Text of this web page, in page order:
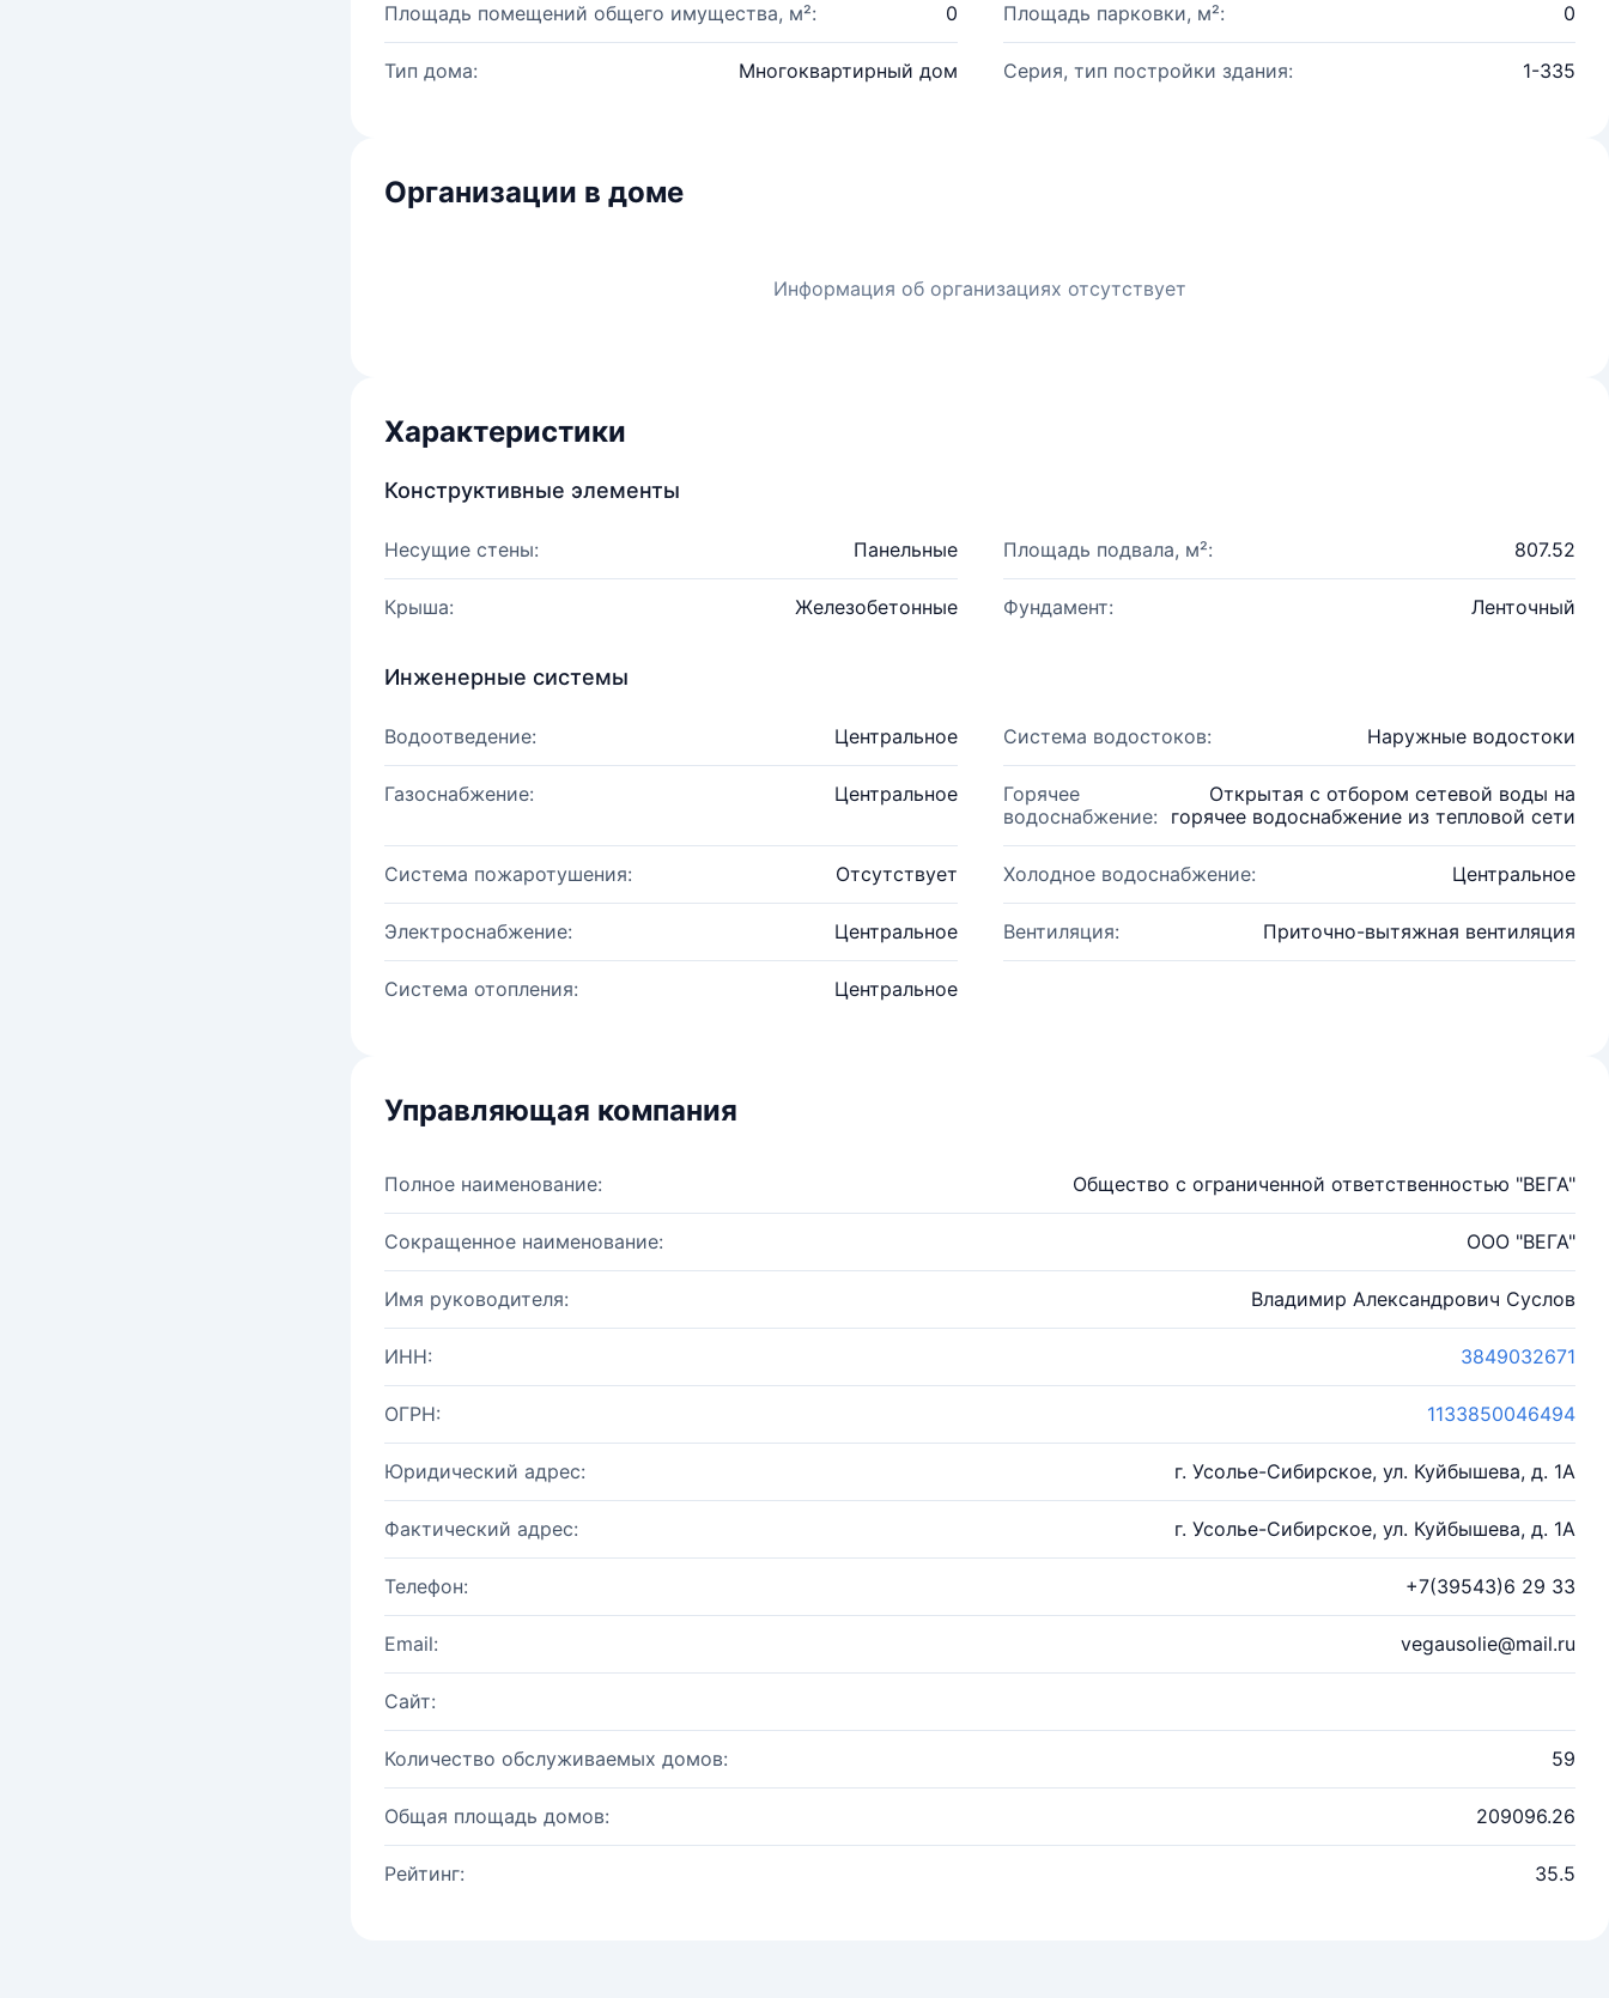
Площадь помещений общего имущества, м²: 0 Площадь парковки, м²: 0
Тип дома: Многоквартирный дом Серия, тип постройки здания: 1-335
Организации в доме
Информация об организациях отсутствует
Характеристики
Конструктивные элементы
Несущие стены: Панельные Площадь подвала, м²: 807.52
Крыша: Железобетонные Фундамент: Ленточный
Инженерные системы
Водоотведение: Центральное Система водостоков: Наружные водостоки
Газоснабжение: Центральное
Горячее
водоснабжение:
Открытая с отбором сетевой воды на
горячее водоснабжение из тепловой сети
Система пожаротушения: Отсутствует Холодное водоснабжение: Центральное
Электроснабжение: Центральное Вентиляция: Приточно-вытяжная вентиляция
Система отопления: Центральное
Управляющая компания
Полное наименование: Общество с ограниченной ответственностью "ВЕГА"
Сокращенное наименование: ООО "ВЕГА"
Имя руководителя: Владимир Александрович Суслов
ИНН: 3849032671
ОГРН: 1133850046494
Юридический адрес: г. Усолье-Сибирское, ул. Куйбышева, д. 1А
Фактический адрес: г. Усолье-Сибирское, ул. Куйбышева, д. 1А
Телефон: +7(39543)6 29 33
Email: vegausolie@mail.ru
Сайт:
Количество обслуживаемых домов: 59
Общая площадь домов: 209096.26
Рейтинг: 35.5